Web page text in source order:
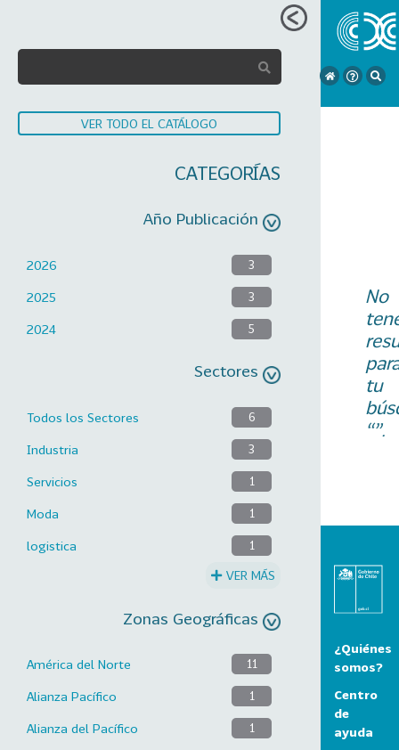
VER TODO EL CATÁLOGO
CATEGORÍAS
Año Publicación
2026 3
2025 3
2024 5
Sectores
Todos los Sectores 6
Industria 3
Servicios 1
Moda 1
logistica 1
VER MÁS
Zonas Geográficas
América del Norte 11
Alianza Pacífico 1
Alianza del Pacífico 1
No
tu
“”.
¿Quiénes
somos?
Centro
de
ayuda